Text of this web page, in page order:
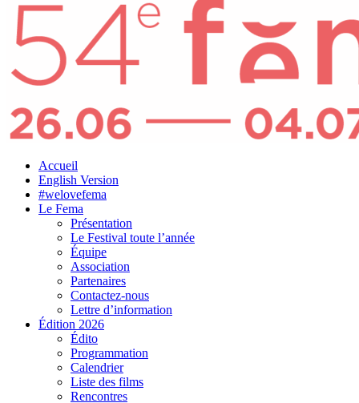
Accueil
English Version
#welovefema
Le Fema
Présentation
Le Festival toute l’année
Équipe
Association
Partenaires
Contactez-nous
Lettre d’information
Édition 2026
Édito
Programmation
Calendrier
Liste des films
Rencontres